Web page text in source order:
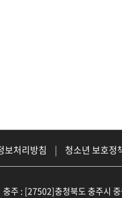
보처리방침 |
청소년 보호정
충주 : [27502]충청북도 충주시